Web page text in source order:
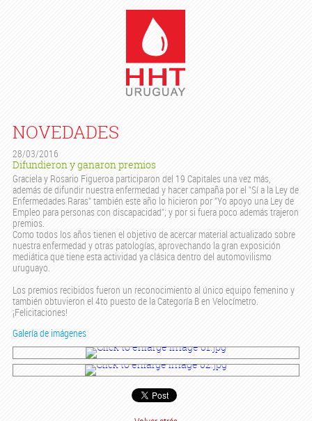
NOVEDADES
28/03/2016
Difundieron y ganaron premios
Graciela y Rosario Figueroa participaron del 19 Capitales una vez más,
además de difundir nuestra enfermedad y hacer campaña por el "Sí a la Ley de
Enfermedades Raras" también este año lo hicieron por "Yo apoyo una Ley de
Empleo para personas con discapacidad"; y por si fuera poco además trajeron
premios.
Como todos los años tienen el objetivo de acercar material actualizado sobre
nuestra enfermedad y otras patologías, aprovechando la gran exposición
mediática que tiene esta actividad ya clásica dentro del automovilismo
uruguayo.
Los premios recibidos fueron un reconocimiento al único equipo femenino y
también obtuvieron el 4to puesto de la Categoría B en Velocímetro.
¡Felicitaciones!
Galería de imágenes